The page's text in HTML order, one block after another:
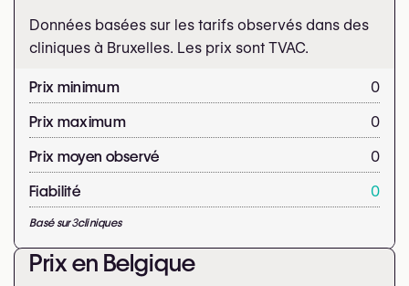
Données basées sur les tarifs observés dans des
cliniques à Bruxelles. Les prix sont TVAC.
Prix minimum
0
Prix maximum
0
Prix moyen observé
0
Fiabilité
0
Basé sur3cliniques
Prix en Belgique